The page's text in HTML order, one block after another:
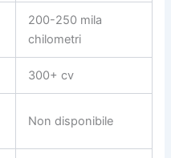
200-250 mila
chilometri
300+ cv
Non disponibile